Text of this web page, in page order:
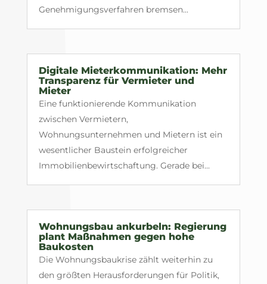
Genehmigungsverfahren bremsen...
Digitale Mieterkommunikation: Mehr
Transparenz für Vermieter und
Mieter
Eine funktionierende Kommunikation
zwischen Vermietern,
Wohnungsunternehmen und Mietern ist ein
wesentlicher Baustein erfolgreicher
Immobilienbewirtschaftung. Gerade bei...
Wohnungsbau ankurbeln: Regierung
plant Maßnahmen gegen hohe
Baukosten
Die Wohnungsbaukrise zählt weiterhin zu
den größten Herausforderungen für Politik,